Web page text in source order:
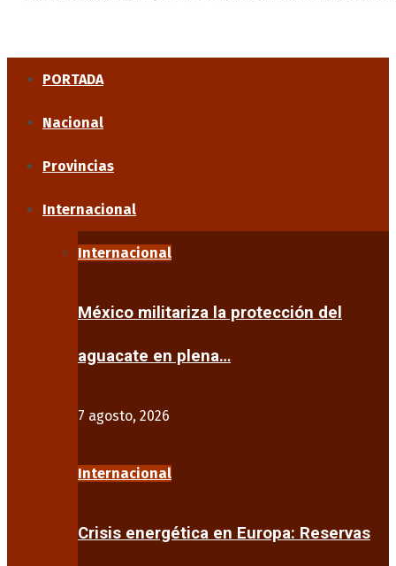
PORTADA
Nacional
Provincias
Internacional
Internacional
México militariza la protección del
aguacate en plena…
7 agosto, 2026
Internacional
Crisis energética en Europa: Reservas